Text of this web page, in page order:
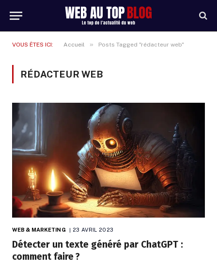
VOUS ÊTES ICI: Accueil » Posts Tagged "rédacteur web"
RÉDACTEUR WEB
WEB & MARKETING 23 AVRIL 2023
Détecter un texte généré par ChatGPT :
comment faire ?